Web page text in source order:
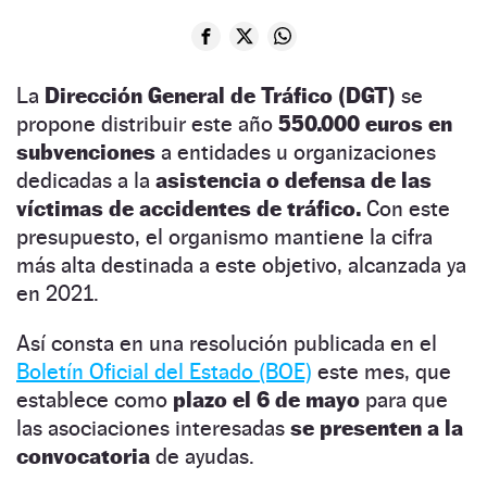
La Dirección General de Tráfico (DGT) se
propone distribuir este año 550.000 euros en
subvenciones a entidades u organizaciones
dedicadas a la asistencia o defensa de las
víctimas de accidentes de tráfico. Con este
presupuesto, el organismo mantiene la cifra
más alta destinada a este objetivo, alcanzada ya
en 2021.
Así consta en una resolución publicada en el
Boletín Oficial del Estado (BOE) este mes, que
establece como plazo el 6 de mayo para que
las asociaciones interesadas se presenten a la
convocatoria de ayudas.